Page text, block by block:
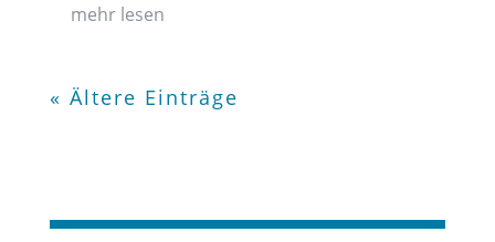
mehr lesen
« Ältere Einträge